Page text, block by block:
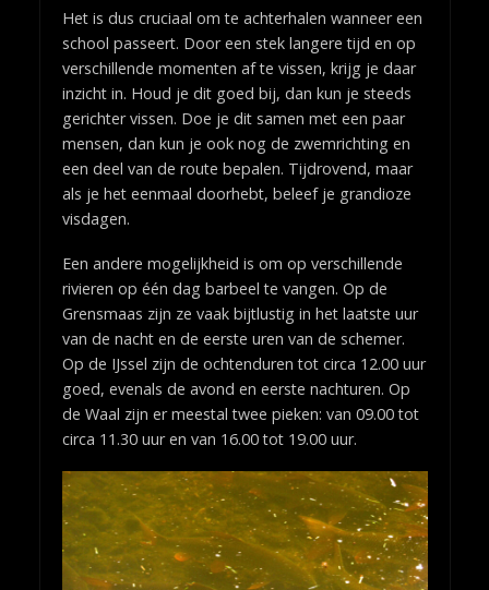
Het is dus cruciaal om te achterhalen wanneer een
school passeert. Door een stek langere tijd en op
verschillende momenten af te vissen, krijg je daar
inzicht in. Houd je dit goed bij, dan kun je steeds
gerichter vissen. Doe je dit samen met een paar
mensen, dan kun je ook nog de zwemrichting en
een deel van de route bepalen. Tijdrovend, maar
als je het eenmaal doorhebt, beleef je grandioze
visdagen.
Een andere mogelijkheid is om op verschillende
rivieren op één dag barbeel te vangen. Op de
Grensmaas zijn ze vaak bijtlustig in het laatste uur
van de nacht en de eerste uren van de schemer.
Op de IJssel zijn de ochtenduren tot circa 12.00 uur
goed, evenals de avond en eerste nachturen. Op
de Waal zijn er meestal twee pieken: van 09.00 tot
circa 11.30 uur en van 16.00 tot 19.00 uur.